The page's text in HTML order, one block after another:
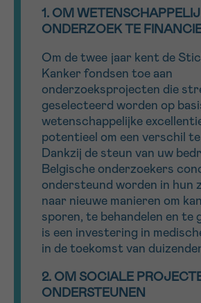
1. OM
ONDERZOEK TE
Om de twee jaar kent de
Kanker fondsen toe aan
onderzoeksprojecten die
geselecteerd worden op
wetenschappelijke
potentieel om een verschil te
Dankzij de steun van uw
Belgische onderzoekers
ondersteund worden in hun
naar nieuwe manieren om
sporen, te behandelen en te
is een investering in
in de toekomst van
2. OM SOCIALE
ONDERSTEUNEN